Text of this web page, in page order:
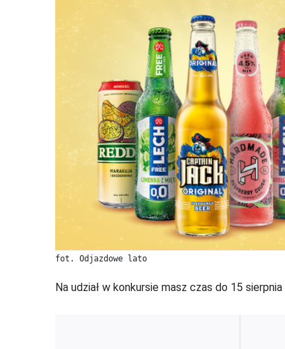
fot. Odjazdowe lato
Na udział w konkursie masz czas do 15